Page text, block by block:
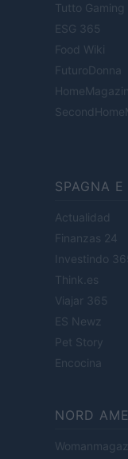
Tutto Gaming
ESG 365
Food Wiki
FuturoDonna
SPAGNA
Actualidad
Finanzas 24
Investindo
Think.es
Viajar 365
ES Newz
Pet Story
Encocina
NORD